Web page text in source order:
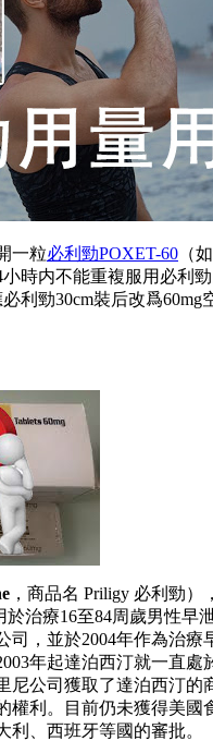
一粒必利勁POXET-60 （
時内不能重複服用必利
利勁30cm裝后改爲
，商品名 Priligy 必利勁
於治療16至84周歲男性
司，並於2004年作為治
年起達泊西汀就一直
尼公司獲取了達泊西汀
權利。目前仍未獲得美
利、西班牙等國的審批。